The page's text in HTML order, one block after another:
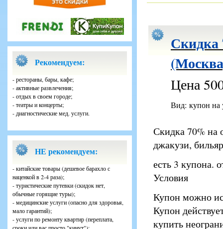
Рекомендуем:
- рестораны, бары, кафе;
- активные развлечения;
- отдых в своем городе;
- театры и концерты;
- диагностические мед. услуги.
НЕ рекомендуем:
- китайские товары (дешевое барахло с
наценкой в 2-4 раза);
- туристические путевки (скидок нет,
обычные горящие туры);
- медицинские услуги (опасно для здоровья,
мало гарантий);
- услуги по ремонту квартир (переплата,
Скидка
Цена
Вид: купон
Скидка 70% на
джакузи,
есть 3 купона.
Условия
Купон можно
Купон
купить